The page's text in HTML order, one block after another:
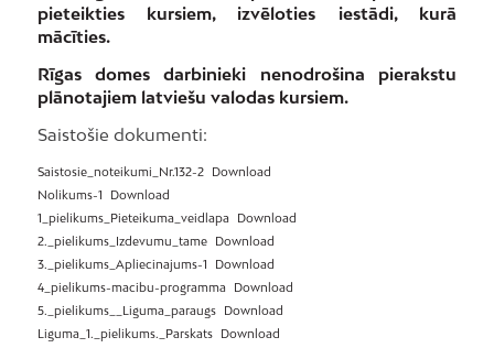
pieteikties kursiem, izvēloties iestādi, kurā
mācīties.
Rīgas domes darbinieki nenodrošina pierakstu
plānotajiem latviešu valodas kursiem.
Saistošie dokumenti:
Saistosie_noteikumi_Nr.132-2
Download
Nolikums-1
Download
1_pielikums_Pieteikuma_veidlapa
Download
2._pielikums_Izdevumu_tame
Download
3._pielikums_Apliecinajums-1
Download
4_pielikums-macibu-programma
Download
5._pielikums__Liguma_paraugs
Download
Liguma_1._pielikums._Parskats
Download